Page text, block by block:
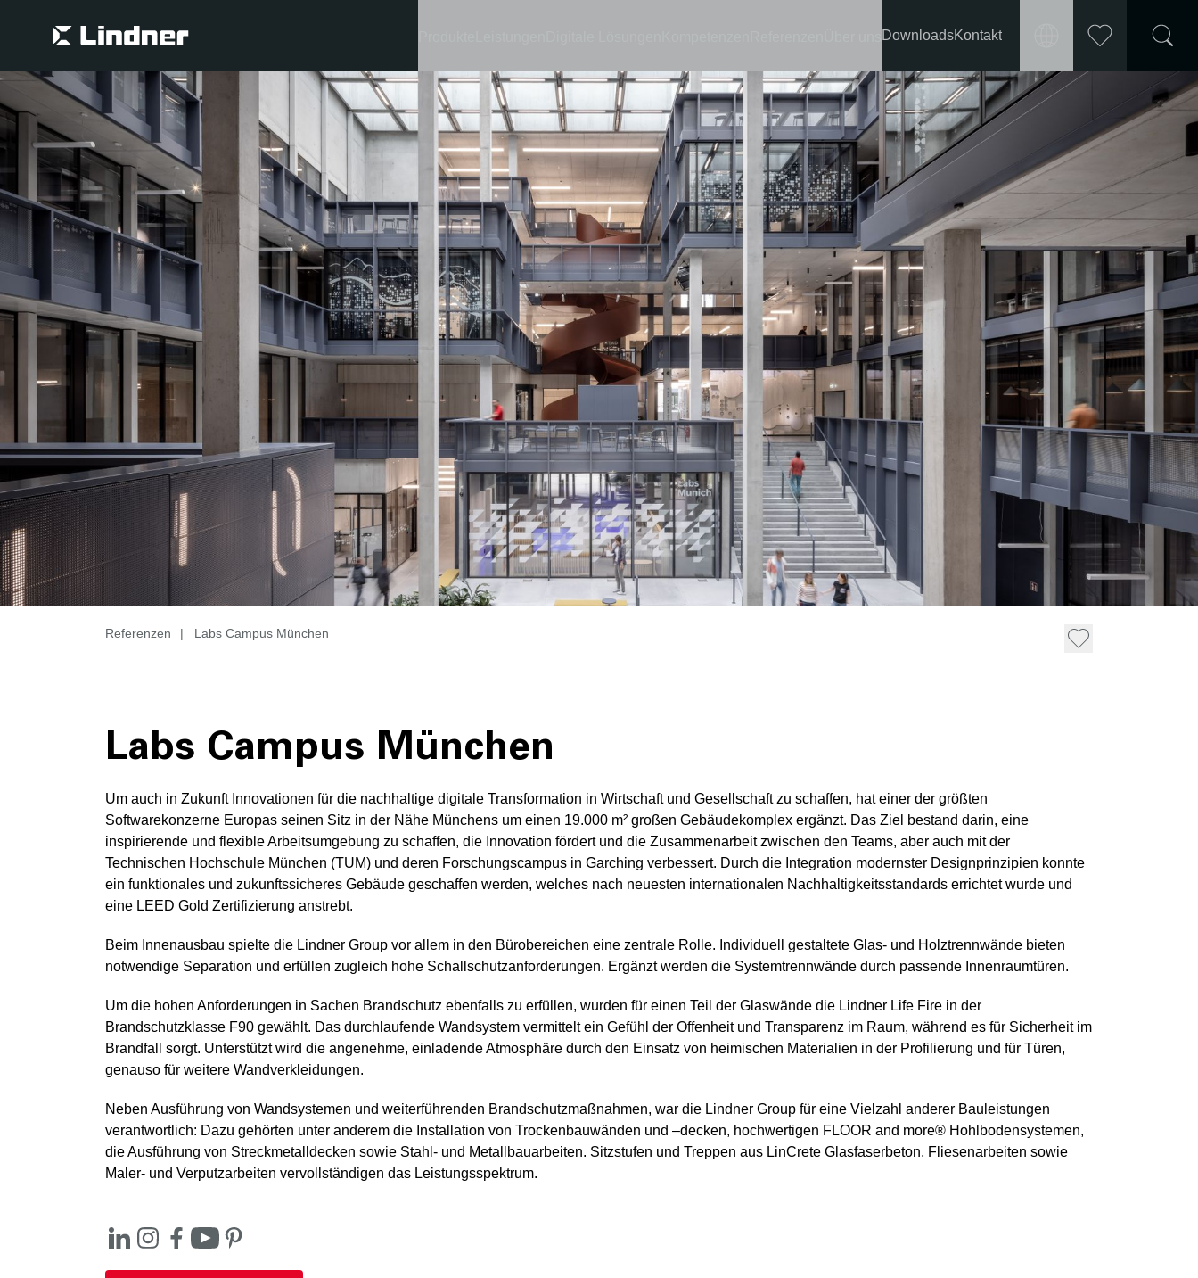
DownloadsKontakt
Markt
wählen
International
Deutschland
Frankreich
Österreich
Schweiz
Polen
Suche
Suche
Referenzen | Labs Campus München
Labs Campus München
Um auch in Zukunft Innovationen für die nachhaltige digitale Transformation in Wirtschaft und Gesellschaft zu schaffen, hat einer der größten
Softwarekonzerne Europas seinen Sitz in der Nähe Münchens um einen 19.000 m² großen Gebäudekomplex ergänzt. Das Ziel bestand darin, eine
inspirierende und flexible Arbeitsumgebung zu schaffen, die Innovation fördert und die Zusammenarbeit zwischen den Teams, aber auch mit der
Technischen Hochschule München (TUM) und deren Forschungscampus in Garching verbessert. Durch die Integration modernster Designprinzipien konnte
ein funktionales und zukunftssicheres Gebäude geschaffen werden, welches nach neuesten internationalen Nachhaltigkeitsstandards errichtet wurde und
eine LEED Gold Zertifizierung anstrebt.
Beim Innenausbau spielte die Lindner Group vor allem in den Bürobereichen eine zentrale Rolle. Individuell gestaltete Glas- und Holztrennwände bieten
notwendige Separation und erfüllen zugleich hohe Schallschutzanforderungen. Ergänzt werden die Systemtrennwände durch passende Innenraumtüren.
Um die hohen Anforderungen in Sachen Brandschutz ebenfalls zu erfüllen, wurden für einen Teil der Glaswände die Lindner Life Fire in der
Brandschutzklasse F90 gewählt. Das durchlaufende Wandsystem vermittelt ein Gefühl der Offenheit und Transparenz im Raum, während es für Sicherheit im
Brandfall sorgt. Unterstützt wird die angenehme, einladende Atmosphäre durch den Einsatz von heimischen Materialien in der Profilierung und für Türen,
genauso für weitere Wandverkleidungen.
Neben Ausführung von Wandsystemen und weiterführenden Brandschutzmaßnahmen, war die Lindner Group für eine Vielzahl anderer Bauleistungen
verantwortlich: Dazu gehörten unter anderem die Installation von Trockenbauwänden und –decken, hochwertigen FLOOR and more® Hohlbodensystemen,
die Ausführung von Streckmetalldecken sowie Stahl- und Metallbauarbeiten. Sitzstufen und Treppen aus LinCrete Glasfaserbeton, Fliesenarbeiten sowie
Maler- und Verputzarbeiten vervollständigen das Leistungsspektrum.